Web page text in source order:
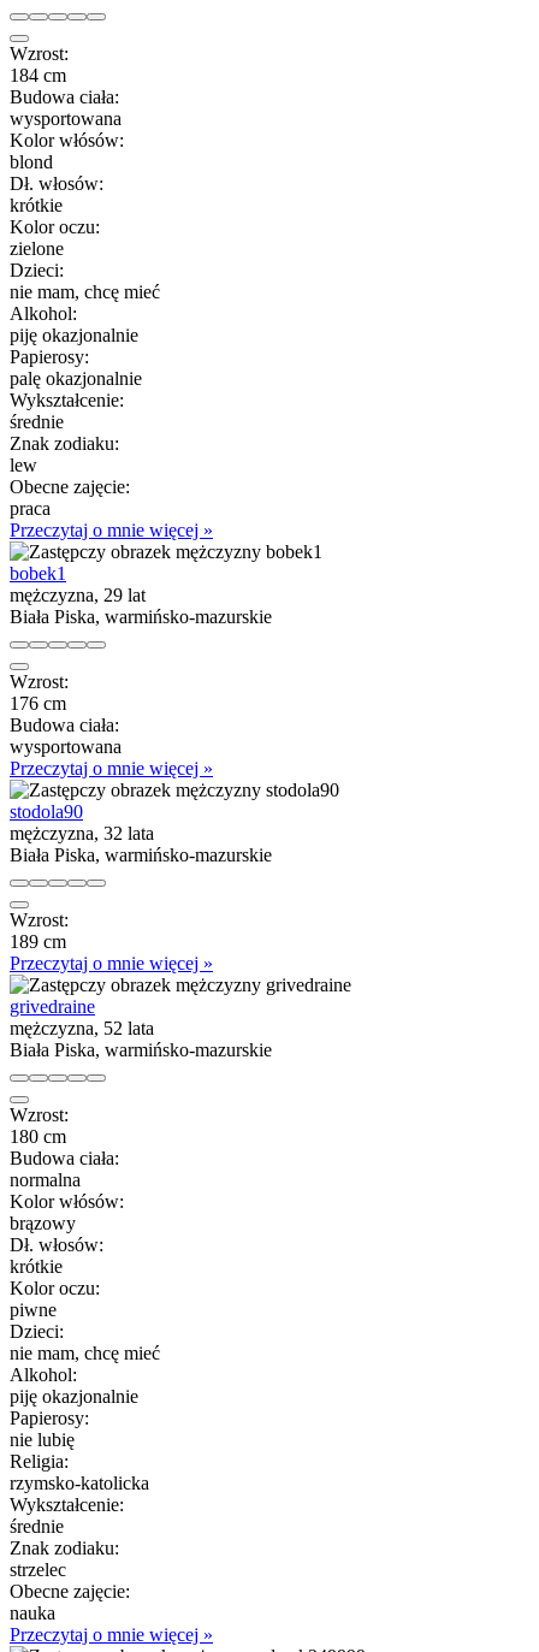
Wzrost:
184 cm
Budowa ciała:
wysportowana
Kolor włósów:
blond
Dł. włosów:
krótkie
Kolor oczu:
zielone
Dzieci:
nie mam, chcę mieć
Alkohol:
piję okazjonalnie
Papierosy:
palę okazjonalnie
Wykształcenie:
średnie
Znak zodiaku:
lew
Obecne zajęcie:
praca
Przeczytaj o mnie więcej »
bobek1
mężczyzna, 29 lat
Biała Piska, warmińsko-mazurskie
Wzrost:
176 cm
Budowa ciała:
wysportowana
Przeczytaj o mnie więcej »
stodola90
mężczyzna, 32 lata
Biała Piska, warmińsko-mazurskie
Wzrost:
189 cm
Przeczytaj o mnie więcej »
grivedraine
mężczyzna, 52 lata
Biała Piska, warmińsko-mazurskie
Wzrost:
180 cm
Budowa ciała:
normalna
Kolor włósów:
brązowy
Dł. włosów:
krótkie
Kolor oczu:
piwne
Dzieci:
nie mam, chcę mieć
Alkohol:
piję okazjonalnie
Papierosy:
nie lubię
Religia:
rzymsko-katolicka
Wykształcenie:
średnie
Znak zodiaku:
strzelec
Obecne zajęcie:
nauka
Przeczytaj o mnie więcej »